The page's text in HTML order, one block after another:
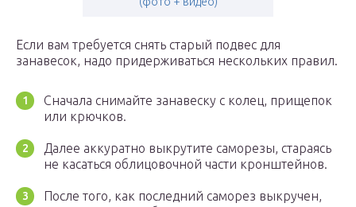
Если вам требуется снять старый подвес для
занавесок, надо придерживаться нескольких правил.
Сначала снимайте занавеску с колец, прищепок
или крючков.
Далее аккуратно выкрутите саморезы, стараясь
не касаться облицовочной части кронштейнов.
После того, как последний саморез выкручен,